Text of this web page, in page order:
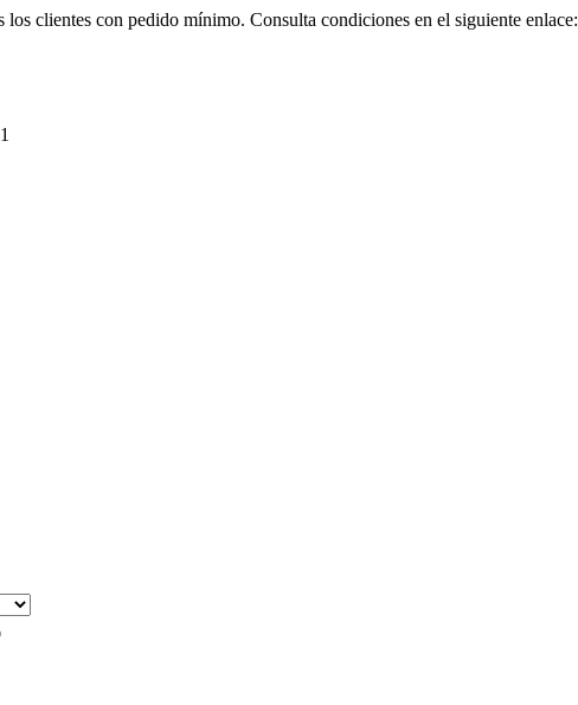
los clientes con pedido mínimo. Consulta condiciones en el siguiente enlace: